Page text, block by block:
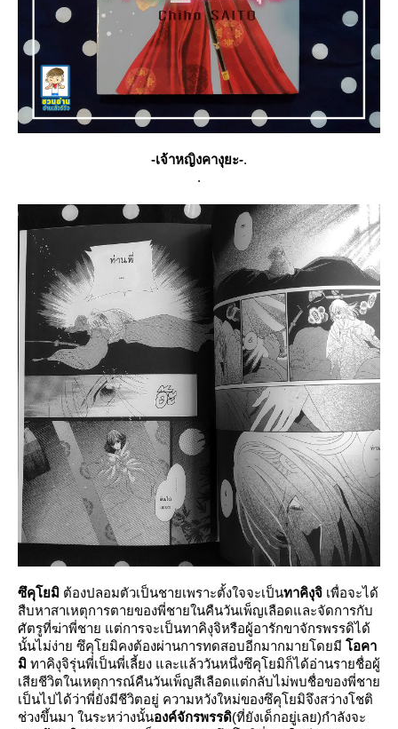
-เจ้าหญิงคางุยะ-.
.
ซึคุโยมิ ต้องปลอมตัวเป็นชายเพราะตั้งใจจะเป็นทาคิงุจิ เพื่อจะได้
สืบหาสาเหตุการตายของพี่ชายในคืนวันเพ็ญเลือดและจัดการกับ
ศัตรูที่ฆ่าพี่ชาย แต่การจะเป็นทาคิงุจิหรือผู้อารักขาจักรพรรดิได้
นั้นไม่ง่าย ซึคุโยมิคงต้องผ่านการทดสอบอีกมากมายโดยมี อคา
มิ ทาคิงุจิรุ่นพี่เป็นพี่เลี้ยง และแล้ววันหนึ่งซึคุโยมิก็ได้อ่านรายชื่อผู้
เสียชีวิตในเหตุการณ์คืนวันเพ็ญสีเลือดแต่กลับไม่พบชื่อของพี่ชา
เป็นไปได้ว่าพี่ยังมีชีวิตอยู่ ความหวังใหม่ของซึคุโยมิจึงสว่างโชติ
ช่วงขึ้นมา ในระหว่างนั้นองค์จักรพรรดิ(ที่ยังเด็กอยู่เลย)กำลังจะ